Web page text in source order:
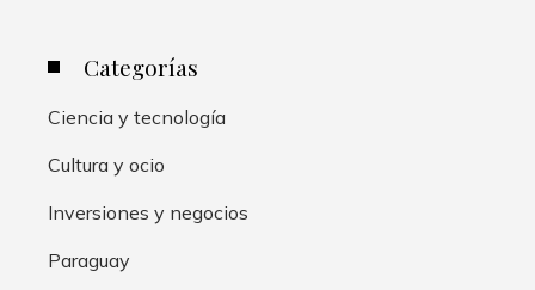
Categorías
Ciencia y tecnología
Cultura y ocio
Inversiones y negocios
Paraguay